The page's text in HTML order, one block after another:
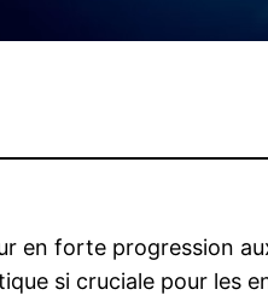
en forte progression
si cruciale pour les